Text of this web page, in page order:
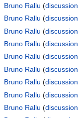
Bruno Rallu (discussion
Bruno Rallu (discussion
Bruno Rallu (discussion
Bruno Rallu (discussion
Bruno Rallu (discussion
Bruno Rallu (discussion
Bruno Rallu (discussion
Bruno Rallu (discussion
Bruno Rallu (discussion